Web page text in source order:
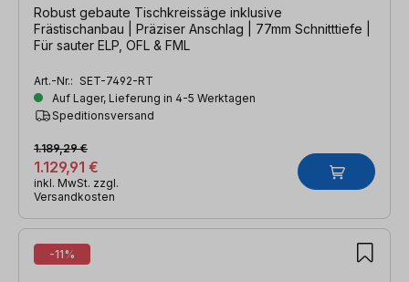
Robust gebaute Tischkreissäge inklusive
Frästischanbau | Präziser Anschlag | 77mm Schnitttiefe |
Für sauter ELP, OFL & FML
Art.-Nr.: SET-7492-RT
Auf Lager, Lieferung in 4-5 Werktagen
Speditionsversand
1.129,91 €
1.189,29 €
inkl. MwSt. zzgl.
Versandkosten
-11%